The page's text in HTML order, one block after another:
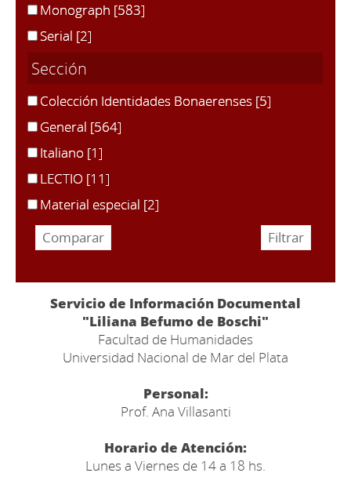
Monograph [583]
Serial [2]
Sección
Colección Identidades Bonaerenses [5]
General [564]
Italiano [1]
LECTIO [11]
Material especial [2]
Servicio de Información Documental
"Liliana Befumo de Boschi"
Facultad de Humanidades
Universidad Nacional de Mar del Plata
Personal:
Prof. Ana Villasanti
Horario de Atención:
Lunes a Viernes de 14 a 18 hs.